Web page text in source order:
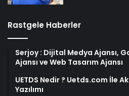
Rastgele Haberler
Serjoy : Dijital Medya Ajansı,
Ajansı ve Web Tasarım Ajansı
UETDS Nedir ? Uetds.com İle
Yazılımı